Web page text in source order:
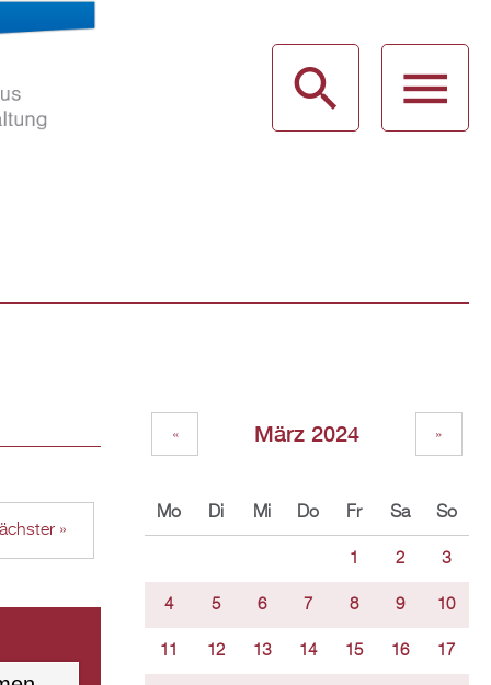
»
März 2024
« »
Mo Di Mi Do Fr Sa So
1 2 3
4 5 6 7 8 9 10
11 12 13 14 15 16 17